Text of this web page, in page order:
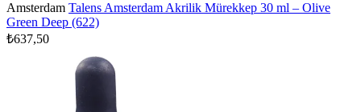
Amsterdam Talens Amsterdam Akrilik Mürekkep 30 ml – Olive
Green Deep (622)
₺637,50